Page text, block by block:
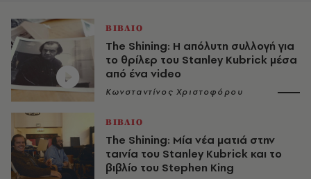
ΒΙΒΛΙΟ
The Shining: Η απόλυτη συλλογή για
το θρίλερ του Stanley Kubrick μέσα
από ένα video
Κωνσταντίνος Χριστοφόρου
ΒΙΒΛΙΟ
The Shining: Μία νέα ματιά στην
ταινία του Stanley Kubrick και το
βιβλίο του Stephen King